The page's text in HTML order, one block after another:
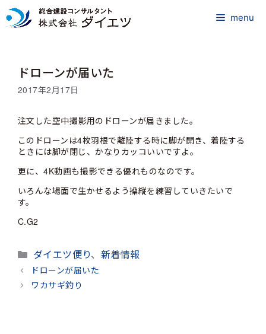
コ
ン
menu
ドローンが届いた
2017年2月17日
注文した空中撮影用のドローンが届きました。
このドローンは4枚羽根で離陸する時に脚が開き、着陸する
ときには脚が閉じ、かなりカッコいいですよ。
更に、4K動画も撮影できる優れものなのです。
いろんな場面で生かせるよう操縦を練習していきたいで
す。
C.G2
カ
テ
ゴ
ダイエツ便り、 新着情報
ドローンが届いた
ワカサギ釣り